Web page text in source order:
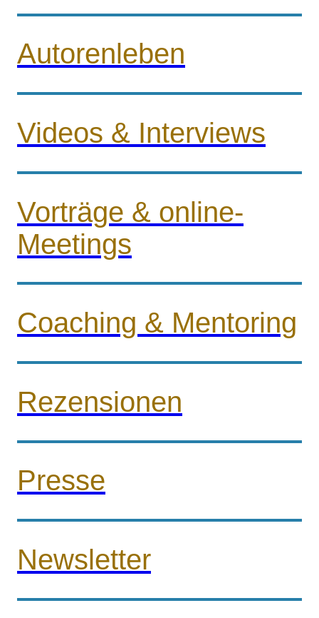
Autorenleben
Videos & Interviews
Vorträge & online-
Meetings
Coaching & Mentoring
Rezensionen
Presse
Newsletter